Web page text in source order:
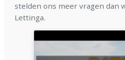
stelden ons meer vragen dan
Lettinga.